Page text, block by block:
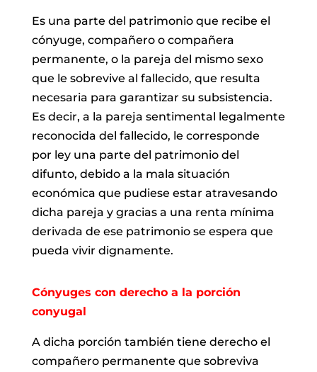
Es una parte del patrimonio que recibe el
cónyuge, compañero o compañera
permanente, o la pareja del mismo sexo
que le sobrevive al fallecido, que resulta
necesaria para garantizar su subsistencia.
Es decir, a la pareja sentimental legalmente
reconocida del fallecido, le corresponde
por ley una parte del patrimonio del
difunto, debido a la mala situación
económica que pudiese estar atravesando
dicha pareja y gracias a una renta mínima
derivada de ese patrimonio se espera que
pueda vivir dignamente.
Cónyuges con derecho a la porción
conyugal
A dicha porción también tiene derecho el
compañero permanente que sobreviva